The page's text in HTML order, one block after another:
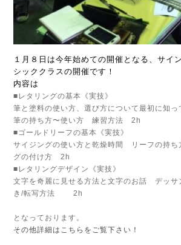
１月８日は今年始めての開催となる、サイ
シッククラスの開催です！
内容は
■レタリングの基本《実技》
筆と塗料の使い方、選び方について最初に知っ
筆の持ち方〜使い方 練習方法 2h
■ゴールドリーフの基本《実技》
サイジングの使い方と乾燥時間 リーフの持
グの付け方 2h
■レタリングデザイン《実技》
文字を奇麗に見せる方法と文字のお話 デッサ
き/転写方法 2h
となっております。
その他詳細はこちらをご覧下さい！